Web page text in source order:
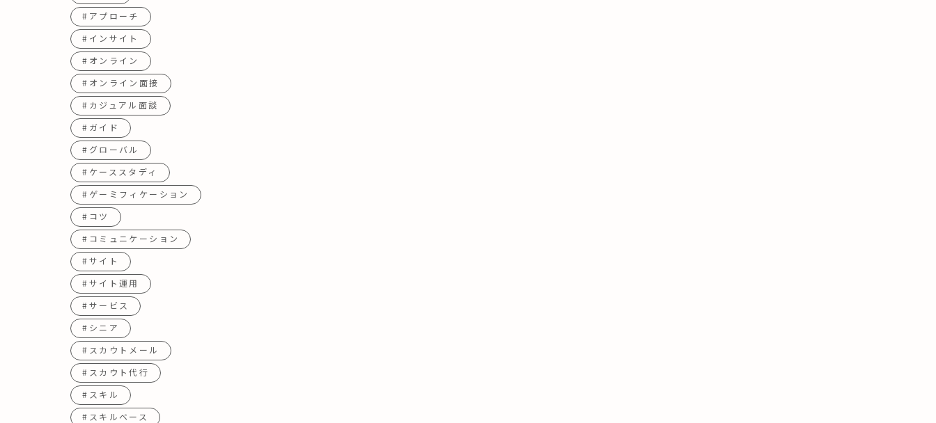
#アプローチ
#インサイト
#オンライン
#オンライン面接
#カジュアル面談
#ガイド
#グローバル
#ケーススタディ
#ゲーミフィケーション
#コツ
#コミュニケーション
#サイト
#サイト運用
#サービス
#シニア
#スカウトメール
#スカウト代行
#スキル
#スキルベース